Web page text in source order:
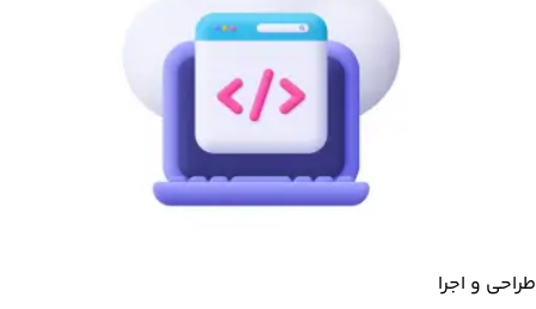
طراحی و اجرا